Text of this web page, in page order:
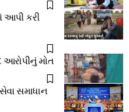
કરી
આરોપીનું મોત
સમાધાન